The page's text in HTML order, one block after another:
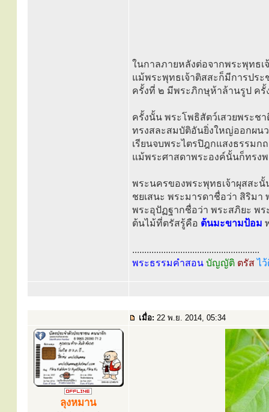
ในกาลภายหลังต่อจากพระพุทธ
แม้พระพุทธเจ้าติสสะก็มีการปร
ครั้งที่ ๒ มีพระภิกษุห้าล้านรูป ค
ครั้งนั้น พระโพธิสัตว์เสวยพระช
ทรงสละสมบัติอันยิ่งใหญ่ออกผน
เรียนจบพระไตรปิฎกแสงธรรม
แม้พระศาสดาพระองค์นั้นก็ทรง
พระนครของพระพุทธเจ้าผุสสะ
ชยเสนะ พระมารดาชื่อว่า สิริมา
พระอุปัฏฐากชื่อว่า พระสภิยะ พร
ต้นไม้ที่ตรัสรู้คือ ต้นมะขามป้อม
.....................................................
พระธรรมคำสอน บัญญัติ ตรัสไ
เมื่อ: 22 พ.ย. 2014, 05:34
ลุงหมาน